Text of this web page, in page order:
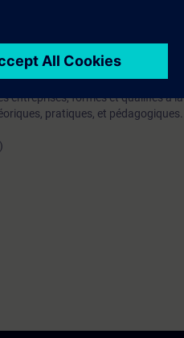
pour atteindre les objectifs.
entreprises, formés et qualifiés à la
pratiques, et pédagogiques.